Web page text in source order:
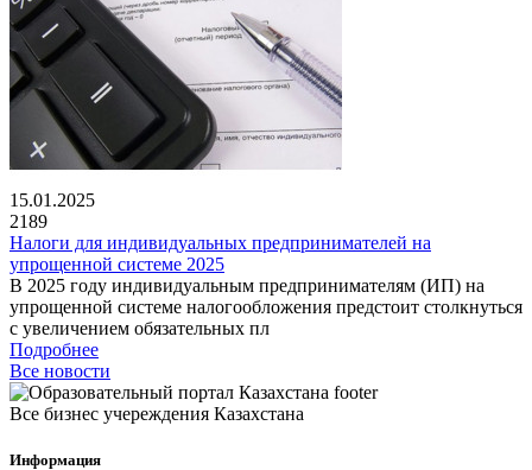
15.01.2025
2189
Налоги для индивидуальных предпринимателей на
упрощенной системе 2025
В 2025 году индивидуальным предпринимателям (ИП) на
упрощенной системе налогообложения предстоит столкнуться
с увеличением обязательных пл
Подробнее
Все новости
Все бизнес учереждения Казахстана
Информация